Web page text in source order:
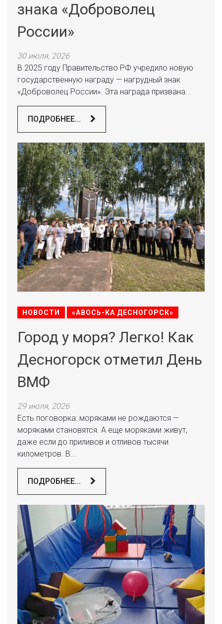
знака «Доброволец
России»
30 июля, 2026
В 2025 году Правительство РФ учредило новую
государственную награду — нагрудный знак
«Доброволец России». Эта награда призвана...
ПОДРОБНЕЕ...
НОВОСТИ «АВОСЬ-КА ДЕСНОГОРСК»
Город у моря? Легко! Как
Десногорск отметил День
ВМФ
29 июля, 2026
Есть поговорка: моряками не рождаются —
моряками становятся. А еще моряками живут,
даже если до приливов и отливов тысячи
километров. В...
ПОДРОБНЕЕ...